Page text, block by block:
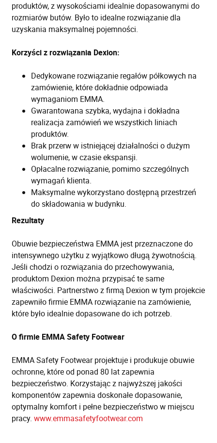
produktów, z wysokościami idealnie dopasowanymi do
rozmiarów butów. Było to idealne rozwiązanie dla
uzyskania maksymalnej pojemności.
Korzyści z rozwiązania Dexion:
Dedykowane rozwiązanie regałów półkowych na
zamówienie, które dokładnie odpowiada
wymaganiom EMMA.
Gwarantowana szybka, wydajna i dokładna
realizacja zamówień we wszystkich liniach
produktów.
Brak przerw w istniejącej działalności o dużym
wolumenie, w czasie ekspansji.
Opłacalne rozwiązanie, pomimo szczególnych
wymagań klienta.
Maksymalne wykorzystano dostępną przestrzeń
do składowania w budynku.
Rezultaty
Obuwie bezpieczeństwa EMMA jest przeznaczone do
intensywnego użytku z wyjątkowo długą żywotnością.
Jeśli chodzi o rozwiązania do przechowywania,
produktom Dexion można przypisać te same
właściwości. Partnerstwo z firmą Dexion w tym projekcie
zapewniło firmie EMMA rozwiązanie na zamówienie,
które było idealnie dopasowane do ich potrzeb.
O firmie EMMA Safety Footwear
EMMA Safety Footwear projektuje i produkuje obuwie
ochronne, które od ponad 80 lat zapewnia
bezpieczeństwo. Korzystając z najwyższej jakości
komponentów zapewnia doskonałe dopasowanie,
optymalny komfort i pełne bezpieczeństwo w miejscu
pracy. www.emmasafetyfootwear.com